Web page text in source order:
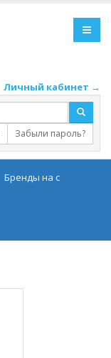
Личный кабинет →
Забыли пароль?
Бренды на c